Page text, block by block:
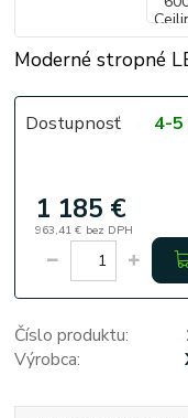
Moderné stropné
Dostupnosť 4-
1 185 €
963,41 € bez DPH
Číslo produktu:
Výrobca: